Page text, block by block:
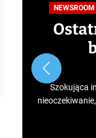
NEWSROOM
Szokująca